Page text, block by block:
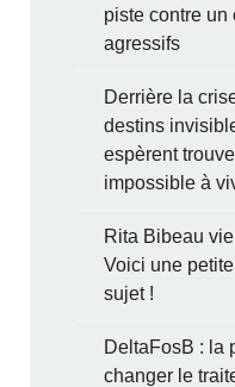
piste contre un
agressifs
Derrière la
destins
espèrent
impossible à
Rita Bibeau
Voici une
sujet !
DeltaFosB : la
changer le